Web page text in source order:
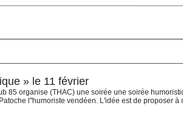
» le 11 février
85 organise (THAC) une soirée une soirée
l''humoriste vendéen. L'idée est de proposer à